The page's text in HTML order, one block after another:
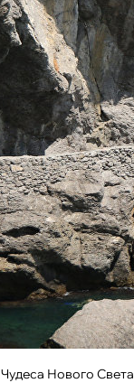
Нового Света